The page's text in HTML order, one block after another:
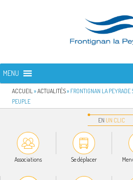
FRONTIGNAN LA
MENU
ACCUEIL »ACTUALITÉS» FRONTIGNAN LA PEYRADE
PEUPLE
EN UN CLIC
Associations Se déplacer